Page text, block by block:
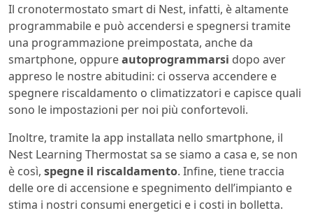
Il cronotermostato smart di Nest, infatti, è altamente
programmabile e può accendersi e spegnersi tramite
una programmazione preimpostata, anche da
smartphone, oppureautoprogrammarsi dopo aver
appreso le nostre abitudini: ci osserva accendere e
spegnere riscaldamento o climatizzatori e capisce quali
sono le impostazioni per noi più confortevoli.
Inoltre, tramite la app installata nello smartphone, il
Nest Learning Thermostat sa se siamo a casa e, se non
è così, spegne il riscaldamento. Infine, tiene traccia
delle ore di accensione e spegnimento dell’impianto e
stima i nostri consumi energetici e i costi in bolletta.